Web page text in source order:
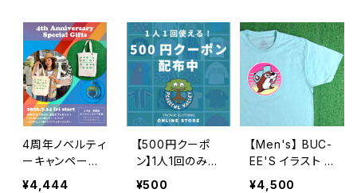
4周年ノベルティ
ーキャンペーン
開催中！
¥4,444
【500円クーポ
ン】1人1回のみご
利用可能！
¥500
【Men's】 BUC-
EE'S イラスト T
シャツ / バッキ
¥4,500